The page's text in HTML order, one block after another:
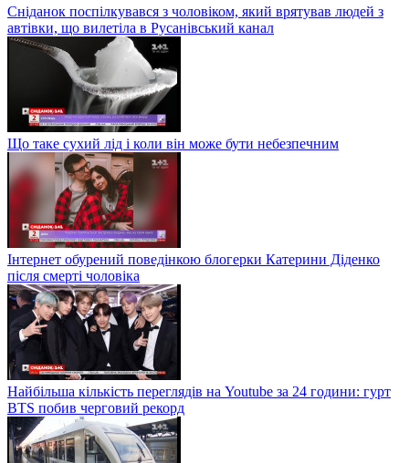
Сніданок поспілкувався з чоловіком, який врятував людей з
автівки, що вилетіла в Русанівський канал
Що таке сухий лід і коли він може бути небезпечним
Інтернет обурений поведінкою блогерки Катерини Діденко
після смерті чоловіка
Найбільша кількість переглядів на Youtube за 24 години: гурт
BTS побив черговий рекорд